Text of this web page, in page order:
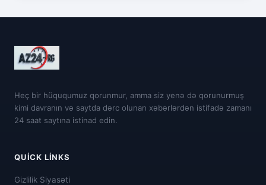
Heç bir hüququmuz qorunmur, amma siz yenə də qorunurmuş
kimi davranın və saytda dərc olunan xəbərlərdən istifadə zamanı
24 saat saytına istinad edin.
QUICK LINKS
Gizlilik Siyasəti